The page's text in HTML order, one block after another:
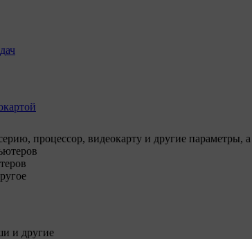
процессор, видеокарту и другие
и другие